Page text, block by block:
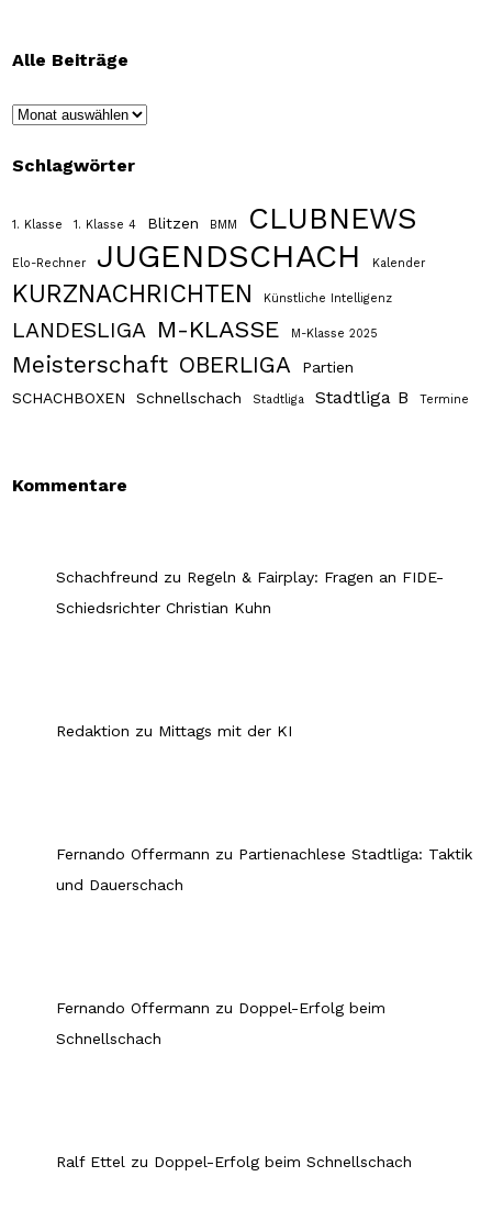
Alle Beiträge
Archiv
Schlagwörter
1. Klasse 1. Klasse 4 Blitzen BMM CLUBNEWS
Elo-Rechner JUGENDSCHACH Kalender
KURZNACHRICHTEN Künstliche Intelligenz
LANDESLIGA M-KLASSE M-Klasse 2025
Meisterschaft OBERLIGA
Partien
SCHACHBOXEN
Schnellschach Stadtliga Stadtliga B Termine
Kommentare
Schachfreund zu Regeln & Fairplay: Fragen an FIDE-
Schiedsrichter Christian Kuhn
Redaktion zu Mittags mit der KI
Fernando Offermann zu Partienachlese Stadtliga: Taktik
und Dauerschach
Fernando Offermann zu Doppel-Erfolg beim
Schnellschach
Ralf Ettel zu Doppel-Erfolg beim Schnellschach